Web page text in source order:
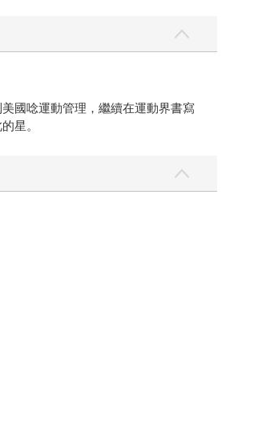
國唸運動管理，繼續在運動界書寫
星。